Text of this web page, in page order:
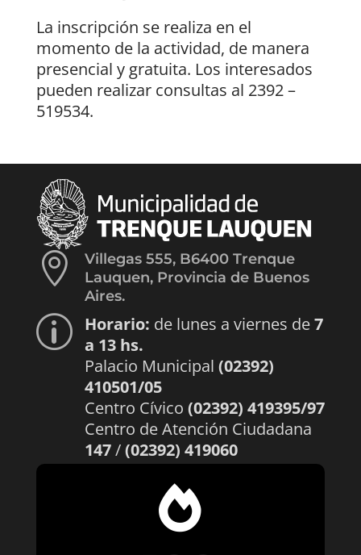
La inscripción se realiza en el
momento de la actividad, de manera
presencial y gratuita. Los interesados
pueden realizar consultas al 2392 –
519534.

Villegas 555, B6400 Trenque
Lauquen, Provincia de Buenos
Aires.
p Horario: de lunes a viernes de7
a 13 hs.
Palacio Municipal (02392)
410501/05
Centro Cívico (02392) 419395/97
Centro de Atención Ciudadana
147/(02392) 419060
